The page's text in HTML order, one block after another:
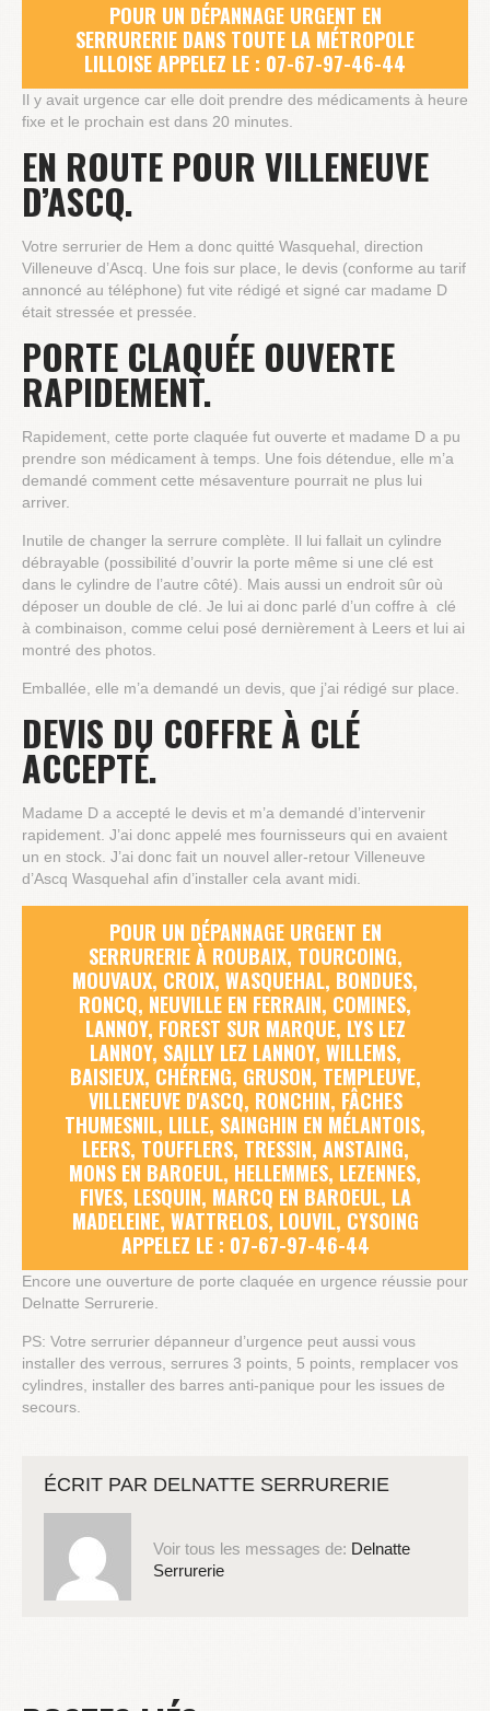
POUR UN DÉPANNAGE URGENT EN
SERRURERIE DANS TOUTE LA MÉTROPOLE
LILLOISE APPELEZ LE : 07-67-97-46-44
Il y avait urgence car elle doit prendre des médicaments à heure
fixe et le prochain est dans 20 minutes.
EN ROUTE POUR VILLENEUVE
D’ASCQ.
Votre serrurier de Hem a donc quitté Wasquehal, direction
Villeneuve d’Ascq. Une fois sur place, le devis (conforme au tarif
annoncé au téléphone) fut vite rédigé et signé car madame D
était stressée et pressée.
PORTE CLAQUÉE OUVERTE
RAPIDEMENT.
Rapidement, cette porte claquée fut ouverte et madame D a pu
prendre son médicament à temps. Une fois détendue, elle m’a
demandé comment cette mésaventure pourrait ne plus lui
arriver.
Inutile de changer la serrure complète. Il lui fallait un cylindre
débrayable (possibilité d’ouvrir la porte même si une clé est
dans le cylindre de l’autre côté). Mais aussi un endroit sûr où
déposer un double de clé. Je lui ai donc parlé d’un coffre à clé
à combinaison, comme celui posé dernièrement à Leers et lui ai
montré des photos.
Emballée, elle m’a demandé un devis, que j’ai rédigé sur place.
DEVIS DU COFFRE À CLÉ
ACCEPTÉ.
Madame D a accepté le devis et m’a demandé d’intervenir
rapidement. J’ai donc appelé mes fournisseurs qui en avaient
un en stock. J’ai donc fait un nouvel aller-retour Villeneuve
d’Ascq Wasquehal afin d’installer cela avant midi.
POUR UN DÉPANNAGE URGENT EN
SERRURERIE À ROUBAIX, TOURCOING,
MOUVAUX, CROIX, WASQUEHAL, BONDUES,
RONCQ, NEUVILLE EN FERRAIN, COMINES,
LANNOY, FOREST SUR MARQUE, LYS LEZ
LANNOY, SAILLY LEZ LANNOY, WILLEMS,
BAISIEUX, CHÉRENG, GRUSON, TEMPLEUVE,
VILLENEUVE D'ASCQ, RONCHIN, FÂCHES
THUMESNIL, LILLE, SAINGHIN EN MÉLANTOIS,
LEERS, TOUFFLERS, TRESSIN, ANSTAING,
MONS EN BAROEUL, HELLEMMES, LEZENNES,
FIVES, LESQUIN, MARCQ EN BAROEUL, LA
MADELEINE, WATTRELOS, LOUVIL, CYSOING
APPELEZ LE : 07-67-97-46-44
Encore une ouverture de porte claquée en urgence réussie pour
Delnatte Serrurerie.
PS: Votre serrurier dépanneur d’urgence peut aussi vous
installer des verrous, serrures 3 points, 5 points, remplacer vos
cylindres, installer des barres anti-panique pour les issues de
secours.
ÉCRIT PAR DELNATTE SERRURERIE
Voir tous les messages de: Delnatte
Serrurerie